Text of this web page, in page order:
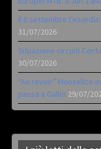
Il 6 settembre
31/07/2026
Situazione circuiti
30/07/2026
“Au revoir” Monselice
passa a Gallio 29/07/